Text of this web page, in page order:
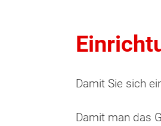
Damit Sie sich
Damit man das